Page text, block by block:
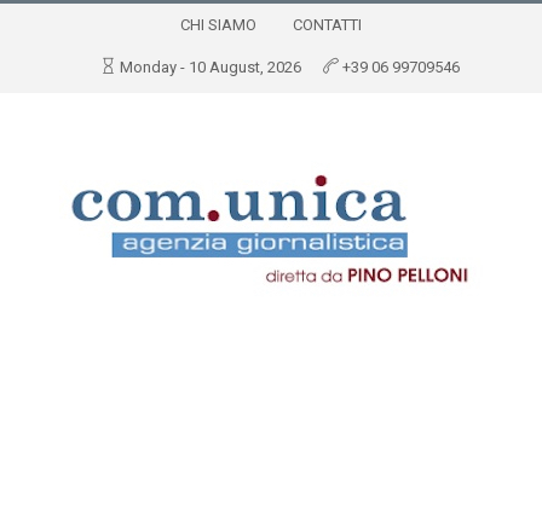
CHI SIAMO CONTATTI
Monday - 10 August, 2026 +39 06 99709546